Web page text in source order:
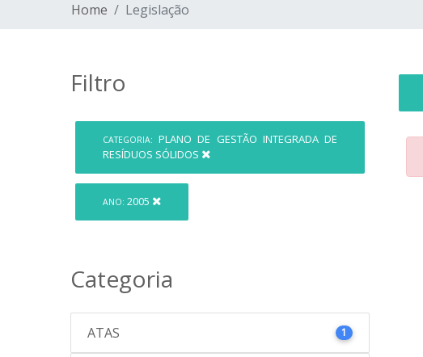
Home Legislação
Filtro
CATEGORIA: PLANO DE GESTÃO INTEGRADA DE
RESÍDUOS SÓLIDOS
ANO: 2005
Categoria
ATAS 1